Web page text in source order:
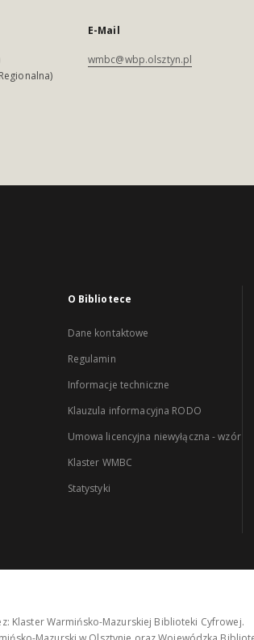
E-Mail
wmbc@wbp.olsztyn.pl
O Bibliotece
Dane kontaktowe
Regulamin
Informacje techniczne
Klauzula informacyjna RODO
Umowa licencyjna niewyłączna - wzór
Klaster WMBC
Statystyki
Klaster Warmińsko-Mazurskiej Biblioteki Cyfrowej.